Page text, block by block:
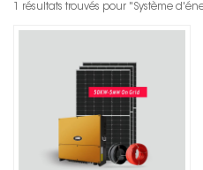
1 résultats trouvés pour "Système